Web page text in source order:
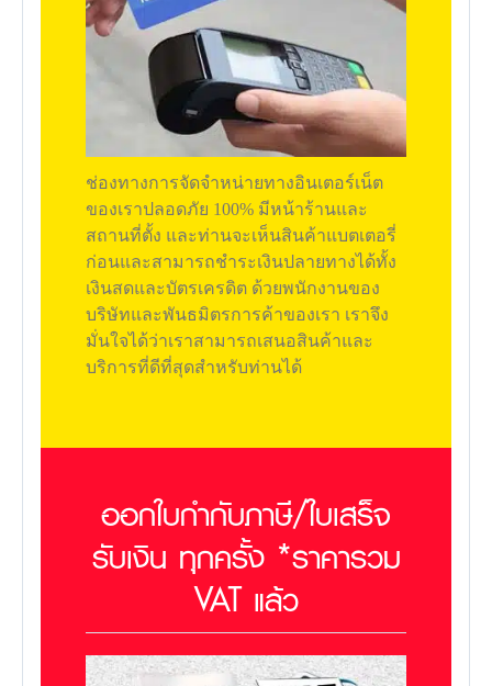
ช่องทางการจัดจำหน่ายทางอินเตอร์เน็ต
ของเราปลอดภัย 100% มีหน้าร้านและ
สถานที่ตั้ง และท่านจะเห็นสินค้าแบตเตอรี่
ก่อนและสามารถชำระเงินปลายทางได้ทั้ง
เงินสดและบัตรเครดิต ด้วยพนักงานของ
บริษัทและพันธมิตรการค้าของเรา เราจึง
มั่นใจได้ว่าเราสามารถเสนอสินค้าและ
บริการที่ดีที่สุดสำหรับท่านได้
ออกใบกำกับภาษี/ใบเสร็จ
รับเงิน ทุกครั้ง *ราคารวม
VAT แล้ว